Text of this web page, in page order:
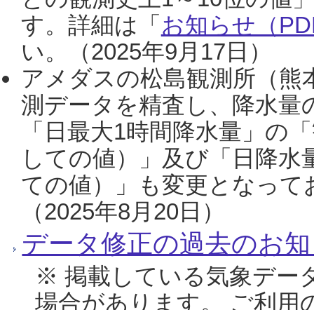
す。詳細は「 お知らせ（
い。（2025年9月17日）
アメダスの松島観測所（熊
測データを精査し、降水
「日最大1時間降水量」の
しての値）」及び「日降
ての値）」も変更となっ
（2025年8月20日）
データ修正の過去のお
※ 掲載している気象デー
場合があります。 ご利用